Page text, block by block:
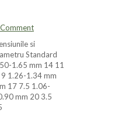
si
Standard
1.65 mm 14 11
1.26-1.34 mm
17 7.5 1.06-
mm 20 3.5